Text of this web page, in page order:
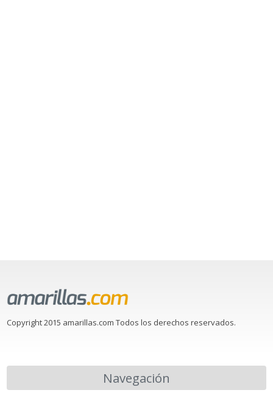
Copyright 2015 amarillas.com Todos los derechos reservados.
Navegación